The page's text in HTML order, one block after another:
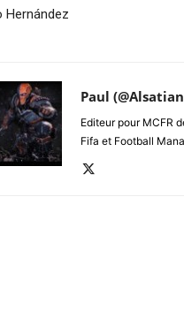
Hernández
Paul
Editeur pour MCFR
Fifa et Football